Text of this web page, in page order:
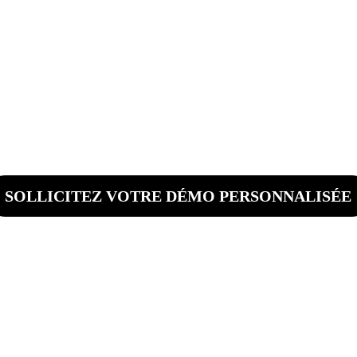
SOLLICITEZ VOTRE DÉMO PERSONNALISÉE